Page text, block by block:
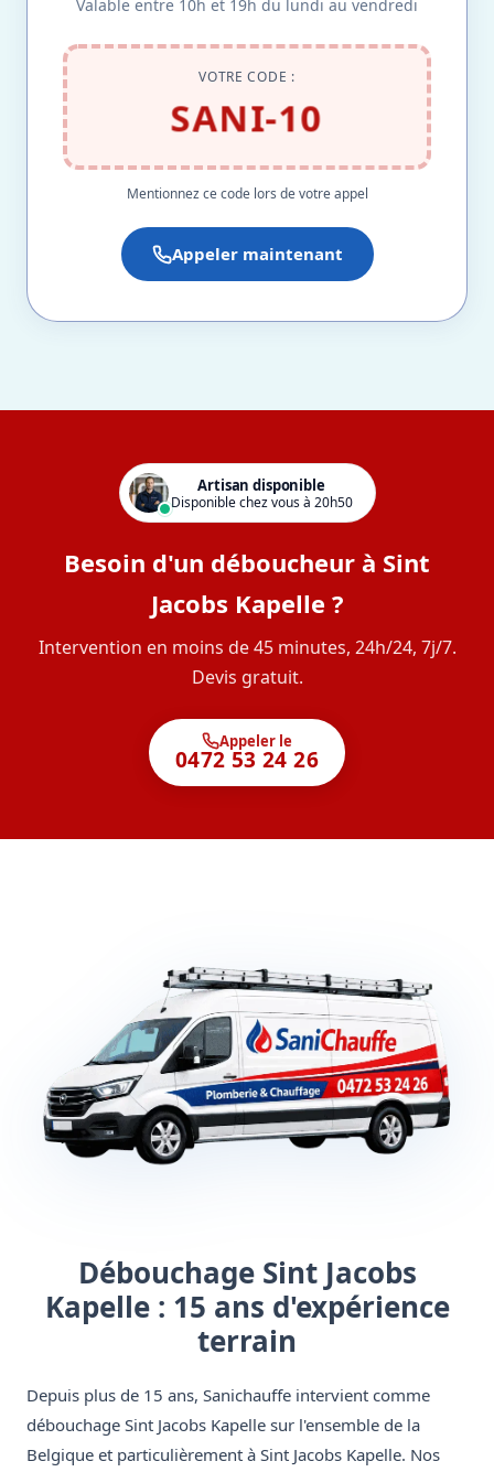
Valable entre 10h et 19h du lundi au vendredi
VOTRE CODE :
SANI-10
Mentionnez ce code lors de votre appel
Appeler maintenant
Artisan disponible
Disponible chez vous à 20h50
Besoin d'un déboucheur à Sint
Jacobs Kapelle ?
Intervention en moins de 45 minutes, 24h/24, 7j/7.
Devis gratuit.
Appeler le
0472 53 24 26
Débouchage Sint Jacobs
Kapelle : 15 ans d'expérience
terrain
Depuis plus de 15 ans, Sanichauffe intervient comme
débouchage Sint Jacobs Kapelle sur l'ensemble de la
Belgique et particulièrement à Sint Jacobs Kapelle. Nos